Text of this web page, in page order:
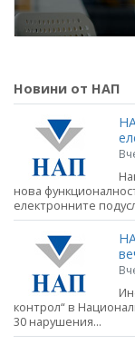
Новини от НАП
нова
електронните
контрол“ в
30 нарушения...